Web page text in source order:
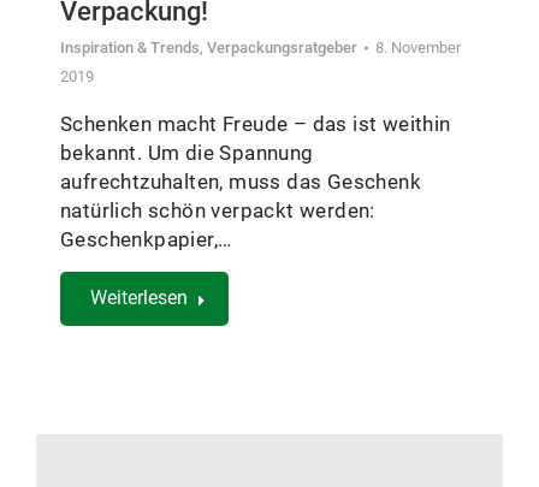
Verpackung!
Inspiration & Trends, Verpackungsratgeber
8. November
2019
Schenken macht Freude – das ist weithin
bekannt. Um die Spannung
aufrechtzuhalten, muss das Geschenk
natürlich schön verpackt werden:
Geschenkpapier,…
Weiterlesen